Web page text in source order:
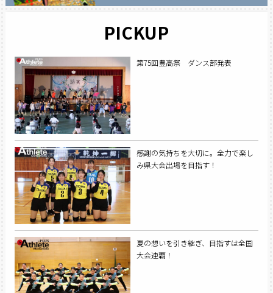
PICKUP
第75回豊高祭 ダンス部発表
感謝の気持ちを大切に。全力で楽し
み県大会出場を目指す！
夏の想いを引き継ぎ、目指すは全国
大会連覇！